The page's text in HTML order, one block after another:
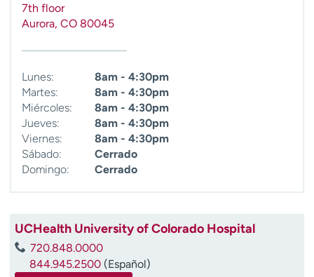
7th floor
Aurora, CO 80045
Lunes:
8am - 4:30pm
Martes:
8am - 4:30pm
Miércoles:
8am - 4:30pm
Jueves:
8am - 4:30pm
Viernes:
8am - 4:30pm
Sábado:
Cerrado
Domingo:
Cerrado
UCHealth University of Colorado Hospital
720.848.0000
844.945.2500 (Español)